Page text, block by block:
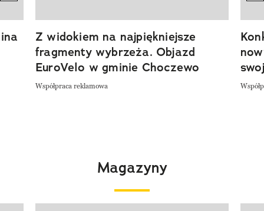
Z widokiem na najpiękniejsze
fragmenty wybrzeża. Objazd
EuroVelo w gminie Choczewo
Współpraca reklamowa
Magazyny